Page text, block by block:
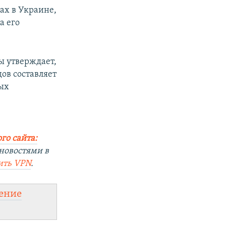
в Украине,
его
утверждает,
составляет
сайта:
в
VPN.